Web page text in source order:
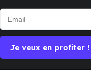
Je veux en profiter !